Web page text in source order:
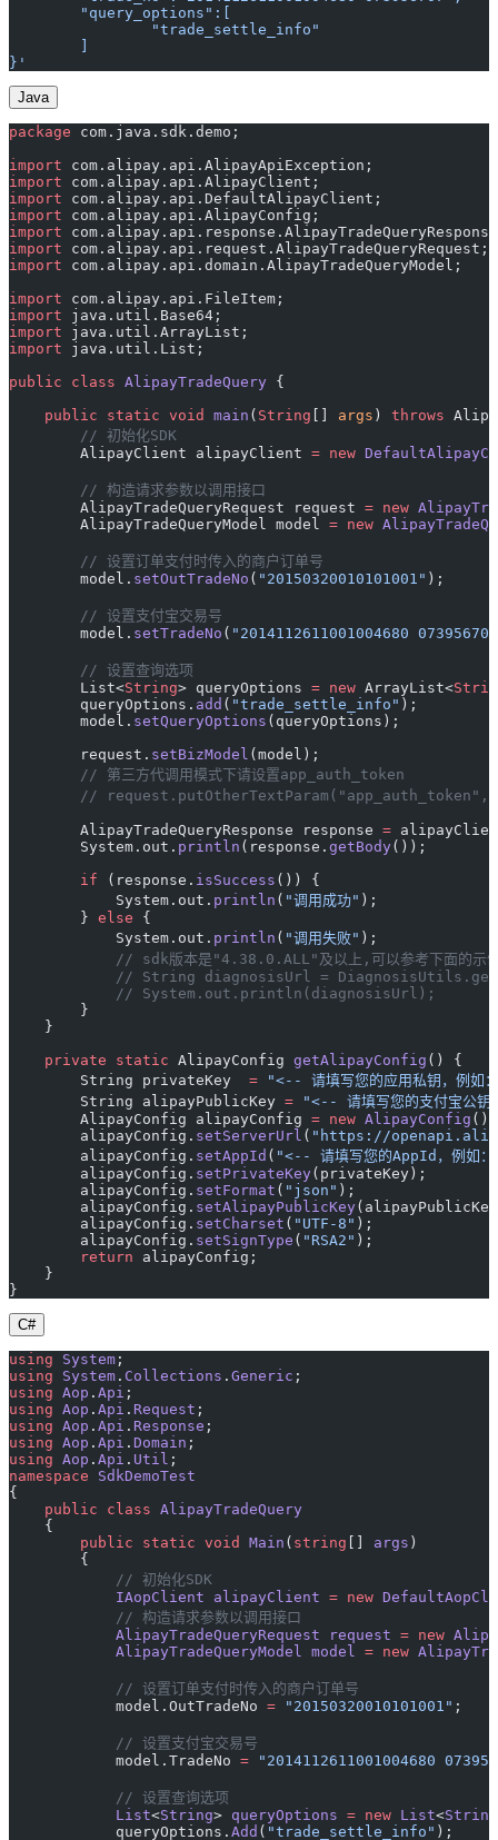
	"query_options":[
		"trade_settle_info"
}'
Java
package com.java.sdk.demo;
import com.alipay.api.AlipayApiException;
import com.alipay.api.AlipayClient;
import com.alipay.api.DefaultAlipayClient;
import com.alipay.api.AlipayConfig;
import
import com.alipay.api.request.AlipayTradeQueryRequest;
import com.alipay.api.domain.AlipayTradeQueryModel;
import com.alipay.api.FileItem;
import java.util.Base64;
import java.util.ArrayList;
import java.util.List;
public class AlipayTradeQuery {
    public
static void main ( String args ) throws
        // 初始化SDK
        AlipayClient alipayClient
= new
        // 构造请求参数以调用接口
        AlipayTradeQueryRequest request
= new
        AlipayTradeQueryModel model
= new
        // 设置订单支付时传入的商户订单号
        model.
setOutTradeNo ( "20150320010101001" );
        // 设置支付宝交易号
        model.
setTradeNo ( "2014112611001004680
        // 设置查询选项
        List<
String> queryOptions = new ArrayList<
        queryOptions.
add ( "trade_settle_info" );
        model.
setQueryOptions (queryOptions);
        request.
setBizModel (model);
        // 第三方代调用模式下请设置app_auth_token
// request.putOtherTextParam("app_auth_token",
        AlipayTradeQueryResponse response
=
        System.out.
println (response. getBody());
        if
(response. isSuccess ()) {
            System.out.
println ( "调用成功" );
        }
else {
            System.out.
println ( "调用失败" );
// sdk版本是"4.38.0.ALL"及以上,可以参考下面的示例
// String diagnosisUrl =
            // System.out.println(diagnosisUrl);
        }
    }
    private
static AlipayConfig getAlipayConfig () {
        String privateKey
= "<-- 请填写您的应用私钥，例
        String alipayPublicKey
= "<-- 请填写您的支付宝公
        AlipayConfig alipayConfig
= new AlipayConfig ();
        alipayConfig.
setServerUrl ( "https://
        alipayConfig.
setAppId ( "<-- 请填写您的AppId，例如
        alipayConfig.
setPrivateKey(privateKey);
        alipayConfig.
setFormat ( "json" );
        alipayConfig.
setAlipayPublicKey
        alipayConfig.
setCharset ( "UTF-8" );
        alipayConfig.
setSignType ( "RSA2" );
        return
alipayConfig;
    }
}
C#
using System ;
using System . Collections . Generic ;
using Aop . Api ;
using Aop . Api . Request ;
using Aop . Api . Response ;
using Aop . Api . Domain ;
using Aop . Api . Util ;
namespace SdkDemoTest
{
    public
class AlipayTradeQuery
    {
        public
static void Main ( string args )
        {
            // 初始化SDK
            IAopClient
alipayClient = new
            // 构造请求参数以调用接口
            AlipayTradeQueryRequest
request = new
            AlipayTradeQueryModel
model = new
            // 设置订单支付时传入的商户订单号
            model.OutTradeNo
= "20150320010101001" ;
            // 设置支付宝交易号
            model.TradeNo
= "2014112611001004680
            // 设置查询选项
            List
<String> queryOptions = new List<String
            queryOptions.
Add ( "trade_settle_info" );